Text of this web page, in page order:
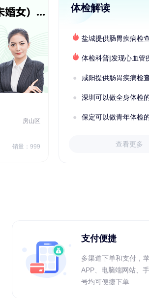
6分钟前
7分钟前 赵*
购买了时尚羽毛球
刚刚 杜**
成功预约了标准体
刚刚 杜**
房山区
销量：999
秦皇岛市第一医院体检中心
体检解读
盐城提供肠胃疾病检查的体检套餐有哪些？体检机构有哪
体检科普|发现心血管疾
咸阳提供肠胃疾病检查的体检套餐有哪些？体检机构有
深圳可以做全身体检的公立三甲医院
保定可以做青年体检的医院有哪些？有哪些
查看更多
支付便捷
多渠道下单和支付，
APP、电脑端网站、
号均可便捷下单